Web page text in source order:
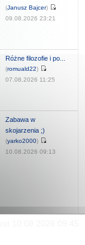
(Janusz Bajcer)
09.08.2026 23:21
Różne filozofie i po...
(romuald22)
07.08.2026 11:25
Zabawa w
skojarzenia ;)
(yarko2000)
10.08.2026 09:13